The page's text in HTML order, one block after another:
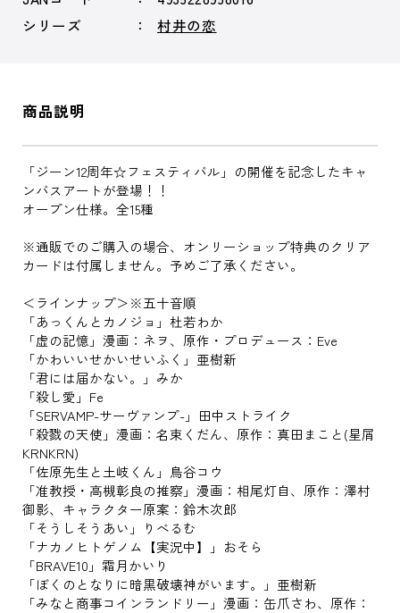
シリーズ
村井の恋
商品説明
「ジーン12周年☆フェスティバル」の開催を記念したキャ
ンバスアートが登場！！
オープン仕様。全15種
※通販でのご購入の場合、オンリーショップ特典のクリア
カードは付属しません。予めご了承ください。
＜ラインナップ＞※五十音順
「あっくんとカノジョ」杜若わか
「虚の記憶」漫画：ネヲ、原作・プロデュース：Eve
「かわいいせかいせいふく」亜樹新
「君には届かない。」みか
「殺し愛」Fe
「SERVAMP-サーヴァンプ-」田中ストライク
「殺戮の天使」漫画：名束くだん、原作：真田まこと(星屑
KRNKRN)
「佐原先生と土岐くん」鳥谷コウ
「准教授・高槻彰良の推察」漫画：相尾灯自、原作：澤村
御影、キャラクター原案：鈴木次郎
「そうしそうあい」りべるむ
「ナカノヒトゲノム【実況中】」おそら
「BRAVE10」霜月かいり
「ぼくのとなりに暗黒破壊神がいます。」亜樹新
「みなと商事コインランドリー」漫画：缶爪さわ、原作：